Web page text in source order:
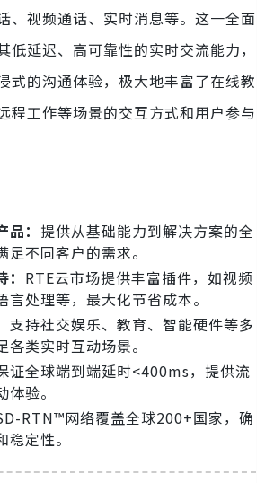
、视频通话、实时消息等。这一全面
低延迟、高可靠性的实时交流能力，
式的沟通体验，极大地丰富了在线教
程工作等场景的交互方式和用户参与
： 提供从基础能力到解决方案的全
足不同客户的需求。
RTE云市场提供丰富插件，如视频
言处理等，最大化节省成本。
支持社交娱乐、教育、智能硬件等多
各类实时互动场景。
证全球端到端延时<400ms，提供流
验。
RTN™网络覆盖全球200+国家，确
定性。